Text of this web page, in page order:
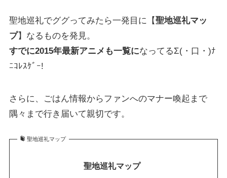
聖地巡礼でググってみたら一発目に【聖地巡礼マッ
プ】なるものを発見。
すでに2015年最新アニメも一覧になってるΣ(・口・)ﾅ
ﾆｺﾚｽｹﾞｰ!
さらに、ごはん情報からファンへのマナー喚起まで
隅々まで行き届いて親切です。
聖地巡礼マップ
聖地巡礼マップ